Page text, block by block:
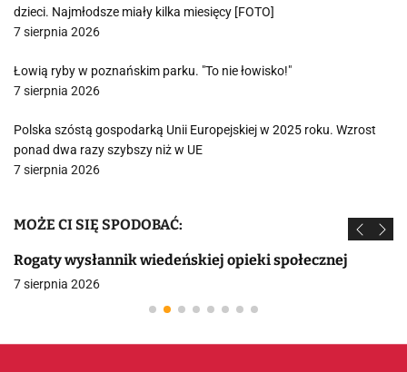
dzieci. Najmłodsze miały kilka miesięcy [FOTO]
7 sierpnia 2026
Łowią ryby w poznańskim parku. "To nie łowisko!"
7 sierpnia 2026
Polska szóstą gospodarką Unii Europejskiej w 2025 roku. Wzrost
ponad dwa razy szybszy niż w UE
7 sierpnia 2026
MOŻE CI SIĘ SPODOBAĆ:
Rogaty wysłannik wiedeńskiej opieki społecznej
7 sierpnia 2026